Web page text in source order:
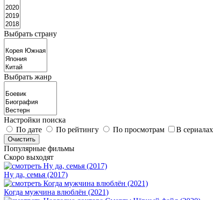
Выбрать страну
Выбрать жанр
Настройки поиска
По дате
По рейтингу По просмотрам В сериалах
Популярные фильмы
Скоро выходят
Ну да, семья (2017)
Когда мужчина влюблён (2021)